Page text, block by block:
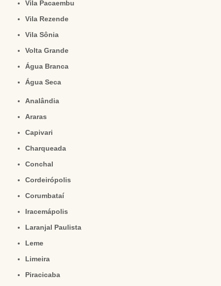
Vila Pacaembu
Vila Rezende
Vila Sônia
Volta Grande
Água Branca
Água Seca
Analândia
Araras
Capivari
Charqueada
Conchal
Cordeirópolis
Corumbataí
Iracemápolis
Laranjal Paulista
Leme
Limeira
Piracicaba